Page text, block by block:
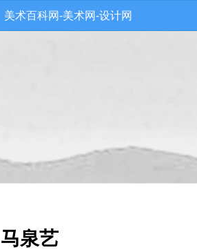
美术百科网-美术网-设计网
马泉艺